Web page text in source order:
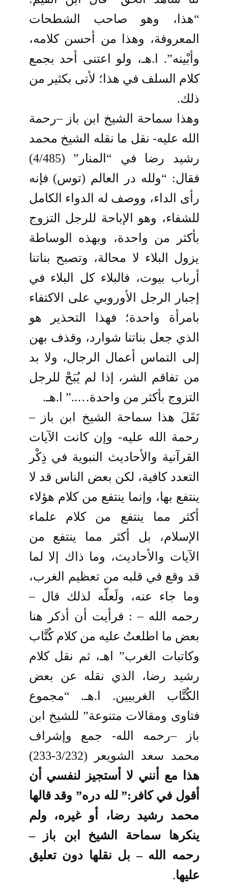
“هذا، وهو صاحب الشطحات
المعروفة، وهذا من أحسن كلامه،
وأبْينه”. ا.هـ، ولو اعتنى أحد بجمع
كلام السلف في هذا؛ لأتى بكثير من
ذلك.
وهذا سماحة الشيخ ابن باز –رحمة
الله عليه- نقل ما نقله الشيخ محمد
رشيد رضا في “المنار” (4/485)
فقال: “ولله در العالم (توس) فإنه
رأى الداء، ووصف له الدواء الكامل
للشفاء، وهو الإباحة للرجل التزوج
بأكثر من واحدة، وبهذه الوساطة
يزول البلاء لا محالة، وتصبح بناتنا
أرباب بيوت، فالبلاء كل البلاء في
إجبار الرجل الأوروبي على الاكتفاء
بامرأة واحدة؛ فهذا التحذير هو
الذي جعل بناتنا شوارد، وقذف بهن
إلى التماس أعمال الرجال، ولا بد
من تفاقم الشر، إذا لم يُبَحْ للرجل
التزوج بأكثر من واحدة…..” ا.هـ.
نَقَلَ هذا سماحة الشيخ ابن باز –
رحمة الله عليه- وإن كانت الآيات
القرآنية والأحاديث النبوية في ذِكْر
التعدد كافية، لكن بعض الناس قد لا
ينتفع بها، وإنما ينتفع من كلام هؤلاء
أكثر مما ينتفع من كلام علماء
الإسلام، بل أكثر مما ينتفع من
الآيات والأحاديث، وما ذاك إلا لما
قد وقع في قلبه من تعظيم الغرب،
وما جاء عنه، ولَعلّه لذلك قال –
رحمه الله – : فرأيت أن أذكر هنا
بعض ما اطلعتُ عليه من كلام كُتَّاب
وكاتبات الغرب” اهـ، ثم نقل كلام
رشيد رضا، الذي نقله عن بعض
الكُتَّاب الغربيين. ا.هـ. “مجموع
فتاوى ومقالات متنوعة” للشيخ ابن
باز –رحمه الله- جمع وإشراف
محمد سعد الشويعر (3/232-233)
هذا مع أنني لا أستجيز لنفسي أن
أقول في كافر:” لله دره” وقد قالها
محمد رشيد رضا، أو غيره، ولم
ينكرها سماحة الشيخ ابن باز –
رحمه
الله – بل نقلها دون تعليق
عليها.